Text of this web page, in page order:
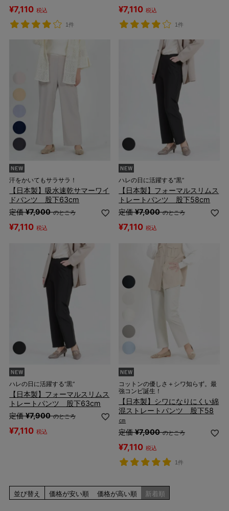
¥7,110 税込
1件
¥7,110 税込
1件
汗をかいてもサラサラ！
【日本製】吸水速乾サマーワイ
ドパンツ 股下63cm
定価 ¥7,900 のところ
¥7,110 税込
ハレの日に活躍する“黒”
【日本製】フォーマルスリムス
トレートパンツ 股下58cm
定価 ¥7,900 のところ
¥7,110 税込
ハレの日に活躍する“黒”
【日本製】フォーマルスリムス
トレートパンツ 股下63cm
定価 ¥7,900 のところ
¥7,110 税込
コットンの優しさ＋シワ知らず。最
強コンビ誕生！
【日本製】シワになりにくい綿
混ストレートパンツ 股下58
㎝
定価 ¥7,900 のところ
¥7,110 税込
1件
並び替え 価格が安い順 価格が高い順 新着順